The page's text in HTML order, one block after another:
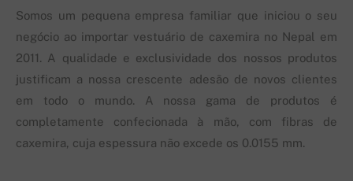
Somos um pequena empresa familiar que iniciou o seu
negócio ao importar vestuário de caxemira no Nepal em
2011. A qualidade e exclusividade dos nossos produtos
justificam a nossa crescente adesão de novos clientes
em todo o mundo. A nossa gama de produtos é
completamente confecionada à mão, com fibras de
caxemira, cuja espessura não excede os 0.0155 mm.